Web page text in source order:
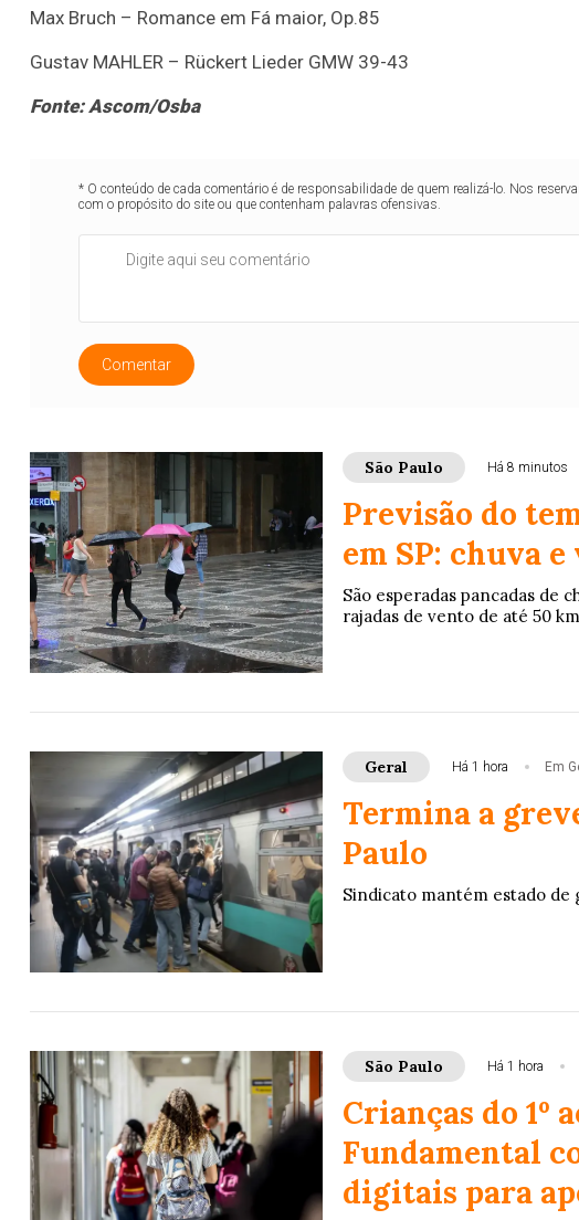
Max Bruch – Romance em Fá maior, Op.85
Gustav MAHLER – Rückert Lieder GMW 39-43
Fonte: Ascom/Osba
* O conteúdo de cada comentário é de responsabilidade de quem realizá-lo. Nos
com o propósito do site ou que contenham palavras ofensivas.
Comentar
São Paulo Há 8 minutos
Previsão do
em SP: chuva
São esperadas pancadas de
rajadas de vento de até 50
Geral Há 1 hora Em
Termina a
Paulo
Sindicato mantém estado de
São Paulo Há 1 hora
Crianças do 1º
Fundamental
digitais para